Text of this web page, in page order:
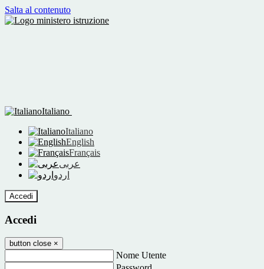
Salta al contenuto
Italiano
Italiano
English
Français
عربى
اردو
Accedi
Accedi
button close ×
Nome Utente